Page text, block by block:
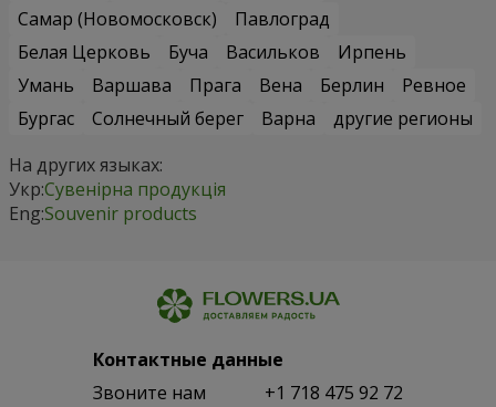
Самар (Новомосковск)
Павлоград
Белая Церковь
Буча Васильков
Ирпень
Умань
Варшава Прага Вена Берлин
Ревное
Бургас
Солнечный берег Варна
другие регионы
На других языках:
Укр:Сувенірна продукція
Eng:Souvenir products
Контактные данные
Звоните нам
+1 718 475 92 72